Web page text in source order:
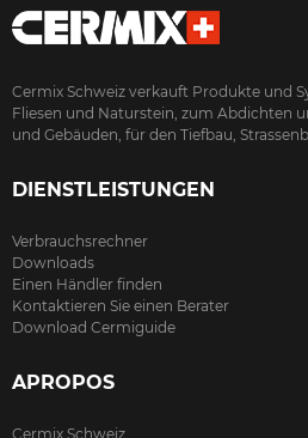
Cermix Schweiz verkauft Produkte und
Fliesen und Naturstein, zum Abdichten
und Gebäuden, für den Tiefbau,
DIENSTLEISTUNGEN
Verbrauchsrechner
Downloads
Einen Händler finden
Kontaktieren Sie einen Berater
Download Cermiguide
APROPOS
Cermix Schweiz